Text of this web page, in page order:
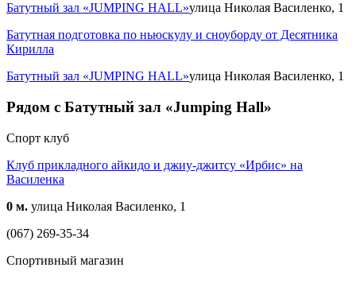
Батутный зал «JUMPING HALL»улица Николая Василенко, 1
Батутная подготовка по ньюскулу и сноуборду от Десятника
Кирилла
Батутный зал «JUMPING HALL»улица Николая Василенко, 1
Рядом с Батутный зал «Jumping Hall»
Спорт клуб
Клуб прикладного айкидо и джиу-джитсу «Ирбис» на
Василенка
0 м. улица Николая Василенко, 1
(067) 269-35-34
Спортивный магазин